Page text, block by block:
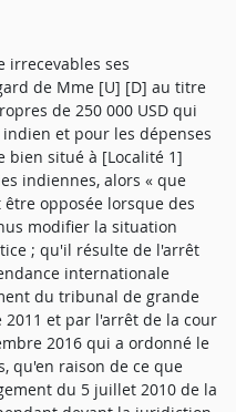
irrecevables ses
de Mme [U] [D] au titre
de 250 000 USD qui
et pour les dépenses
bien situé à [Localité 1]
indiennes, alors « que
opposée lorsque des
modifier la situation
; qu'il résulte de l'arrêt
internationale
du tribunal de grande
et par l'arrêt de la cour
2016 qui a ordonné le
qu'en raison de ce que
du 5 juillet 2010 de la